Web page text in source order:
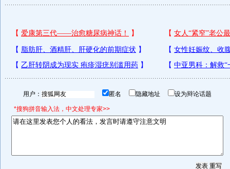
用户： 匿名 隐藏地址 设为辩论话题
*搜狗拼音输入法，中文处理专家>>